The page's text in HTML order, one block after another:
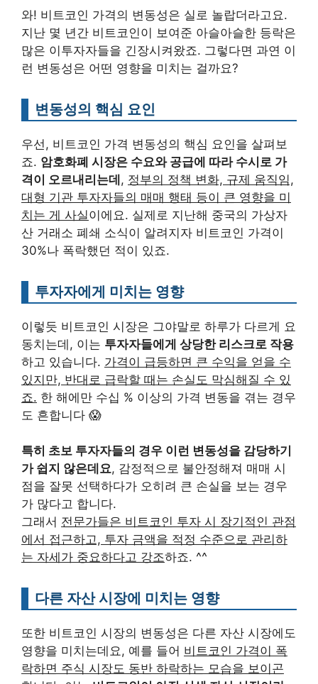
와! 비트코인 가격의 변동성은 실로 놀랍더라고요.
지난 몇 년간 비트코인이 보여준 아슬아슬한 등락은
많은 이투자자들을 긴장시켜왔죠. 그렇다면 과연 이
런 변동성은 어떤 영향을 미치는 걸까요?
변동성의 핵심 요인
우선, 비트코인 가격 변동성의 핵심 요인을 살펴보
죠. 암호화폐 시장은 수요와 공급에 따라 수시로 가
격이 오르내리는데, 정부의 정책 변화, 규제 움직임,
대형 기관 투자자들의 매매 행태 등이 큰 영향을 미
치는 게 사실이에요. 실제로 지난해 중국의 가상자
산 거래소 폐쇄 소식이 알려지자 비트코인 가격이
30%나 폭락했던 적이 있죠.
투자자에게 미치는 영향
이렇듯 비트코인 시장은 그야말로 하루가 다르게 요
동치는데, 이는 투자자들에게 상당한 리스크로 작용
하고 있습니다. 가격이 급등하면 큰 수익을 얻을 수
있지만, 반대로 급락할 때는 손실도 막심해질 수 있
죠. 한 해에만 수십 % 이상의 가격 변동을 겪는 경우
도 흔합니다 😱
특히 초보 투자자들의 경우 이런 변동성을 감당하기
가 쉽지 않은데요, 감정적으로 불안정해져 매매 시
점을 잘못 선택하다가 오히려 큰 손실을 보는 경우
가 많다고 합니다.
그래서 전문가들은 비트코인 투자 시 장기적인 관점
에서 접근하고, 투자 금액을 적정 수준으로 관리하
는 자세가 중요하다고 강조하죠. ^^
다른 자산 시장에 미치는 영향
또한 비트코인 시장의 변동성은 다른 자산 시장에도
영향을 미치는데요, 예를 들어 비트코인 가격이 폭
락하면 주식 시장도 동반 하락하는 모습을 보이곤